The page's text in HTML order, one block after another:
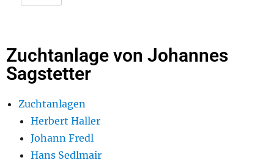
Zuchtanlage von Johannes
Sagstetter
Zuchtanlagen
Herbert Haller
Johann Fredl
Hans Sedlmair